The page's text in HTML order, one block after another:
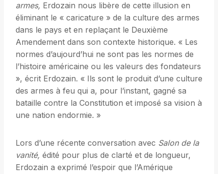
armes, Erdozain nous libère de cette illusion en
éliminant le « caricature » de la culture des armes
dans le pays et en replaçant le Deuxième
Amendement dans son contexte historique. « Les
normes d’aujourd’hui ne sont pas les normes de
l’histoire américaine ou les valeurs des fondateurs
», écrit Erdozain. « Ils sont le produit d’une culture
des armes à feu qui a, pour l’instant, gagné sa
bataille contre la Constitution et imposé sa vision à
une nation endormie. »
Lors d’une récente conversation avec Salon de la
vanité, édité pour plus de clarté et de longueur,
Erdozain a exprimé l’espoir que l’Amérique